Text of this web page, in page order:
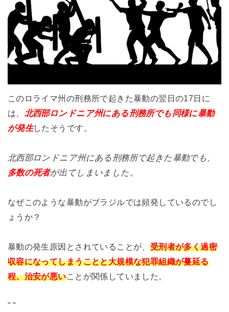
このロライマ州の刑務所で起きた暴動の翌日の17日に
は、 北西部ロンドニア州にある刑務所でも同様に暴動
が発生したそうです。
北西部ロンドニア州にある刑務所で起きた暴動でも、
多数の死者が出てしまいました。
なぜこのような暴動がブラジルでは頻発しているのでし
ょうか？
暴動の発生原因とされていることが、 受刑者が多く過密
収容になってしまうことと大規模な犯罪組織が蔓延る
程、治安が悪いことが関係していました。
" "